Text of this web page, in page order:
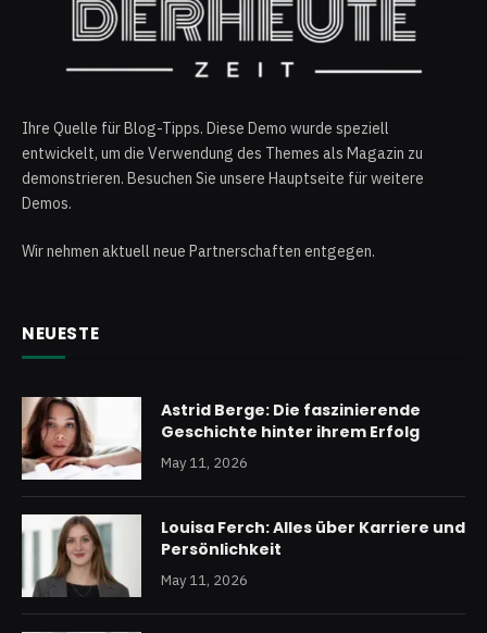
Ihre Quelle für Blog-Tipps. Diese Demo wurde speziell
entwickelt, um die Verwendung des Themes als Magazin zu
demonstrieren. Besuchen Sie unsere Hauptseite für weitere
Demos.
Wir nehmen aktuell neue Partnerschaften entgegen.
NEUESTE
Astrid Berge: Die faszinierende
Geschichte hinter ihrem Erfolg
May 11, 2026
Louisa Ferch: Alles über Karriere und
Persönlichkeit
May 11, 2026